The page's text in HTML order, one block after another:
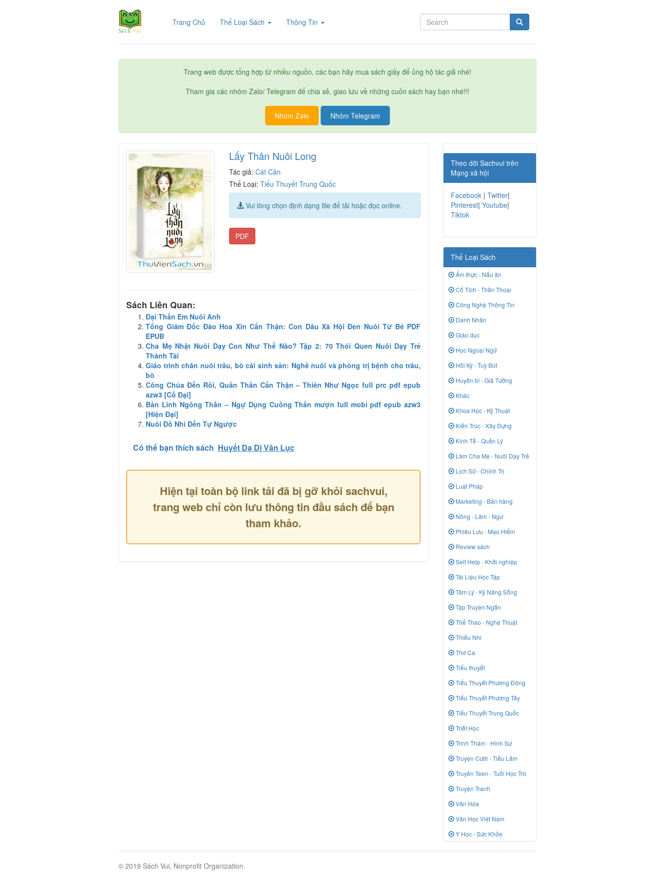
Trang Chủ (current)Thể Loại Sách Thông Tin
Trang web được tổng hợp từ nhiều nguồn, các bạn hãy mua sách giấy để ủng hộ tác giả nhé!
Tham gia các nhóm Zalo/ Telegram để chia sẻ, giao lưu về những cuốn sách hay bạn nhé!!!
Nhóm Zalo Nhóm Telegram
Lấy Thân Nuôi Long
Tác giả:Cát Cân
Thể Loại:Tiểu Thuyết Trung Quốc
Vui lòng chọn định dạng file để tải hoặc đọc online.
PDF
Sách Liên Quan:
Đại Thần Em Nuôi Anh
Tổng Giám Đốc Đào Hoa Xin Cẩn Thận: Con Dâu Xã Hội Đen Nuôi Từ Bé PDF
EPUB
Cha Mẹ Nhật Nuôi Dạy Con Như Thế Nào? Tập 2: 70 Thói Quen Nuôi Dạy Trẻ
Thành Tài
Giáo trình chăn nuôi trâu, bò cái sinh sản: Nghề nuôi và phòng trị bệnh cho trâu,
bò
Công Chúa Đến Rồi, Quần Thần Cẩn Thận – Thiên Như Ngọc full prc pdf epub
azw3 [Cổ Đại]
Bản Lĩnh Ngông Thần – Ngự Dụng Cuồng Thần mượn full mobi pdf epub azw3
[Hiện Đại]
Nuôi Đồ Nhi Đến Tự Ngược
Có thể bạn thích sách Huyết Dạ Dị Văn Lục
Hiện tại toàn bộ link tải đã bị gỡ khỏi sachvui,
trang web chỉ còn lưu thông tin đầu sách để bạn
tham khảo.
Theo dõi Sachvui trên
Mạng xã hội
Facebook | Twitter|
Pinterest| Youtube|
Tiktok
Thể Loại Sách
Ẩm thực - Nấu ăn
Cổ Tích - Thần Thoại
Công Nghệ Thông Tin
Danh Nhân
Giáo dục
Học Ngoại Ngữ
Hồi Ký - Tuỳ Bút
Huyền bí - Giả Tưởng
Khác
Khoa Học - Kỹ Thuật
Kiến Trúc - Xây Dựng
Kinh Tế - Quản Lý
Làm Cha Mẹ - Nuôi Dạy Trẻ
Lịch Sử - Chính Trị
Luật Pháp
Marketing - Bán hàng
Nông - Lâm - Ngư
Phiêu Lưu - Mạo Hiểm
Review sách
Self Help - Khởi nghiệp
Tài Liệu Học Tập
Tâm Lý - Kỹ Năng Sống
Tập Truyện Ngắn
Thể Thao - Nghệ Thuật
Thiếu Nhi
Thơ Ca
Tiểu thuyết
Tiểu Thuyết Phương Đông
Tiểu Thuyết Phương Tây
Tiểu Thuyết Trung Quốc
Triết Học
Trinh Thám - Hình Sự
Truyện Cười - Tiếu Lâm
Truyên Teen - Tuổi Học Trò
Truyện Tranh
Văn Hóa
Văn Học Việt Nam
Y Học - Sức Khỏe
© 2019 Sách Vui, Nonprofit Organization.